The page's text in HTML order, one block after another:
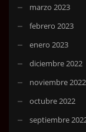
marzo 2023
febrero 2023
enero 2023
diciembre 2022
noviembre 2022
octubre 2022
septiembre